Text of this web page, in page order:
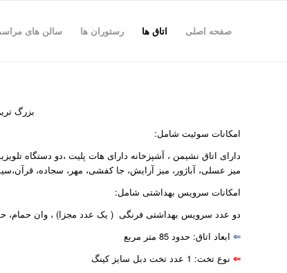
صفحه اصلی اتاق ها رستوران ها سالن های
بزرگ
امکانات سوئیت شامل:
میز عسلی، آباژور، میز آرایش، جا کفشی، مهر، سجاده،
امکانات سرویس بهداشتی شامل:
دو عدد سرویس بهداشتی فرنگی ( یک عدد مجزا) ، وان حمام،
⇐ ابعاد اتاق: حدود 85 متر مربع
⇐ نوع تخت: 1 عدد تخت دبل سایز کینگ